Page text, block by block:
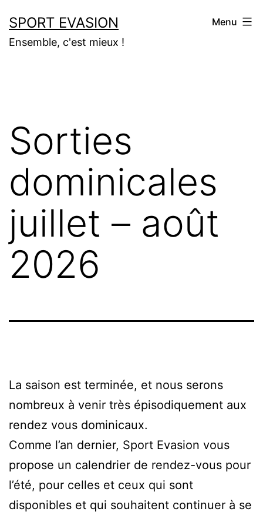
au
contenu
SPORT EVASION
Ensemble, c'est mieux !
Menu
Sorties
dominicales
juillet – août
2026
La saison est terminée, et nous serons
nombreux à venir très épisodiquement aux
rendez vous dominicaux.
Comme l’an dernier, Sport Evasion vous
propose un calendrier de rendez-vous pour
l’été, pour celles et ceux qui sont
disponibles et qui souhaitent continuer à se